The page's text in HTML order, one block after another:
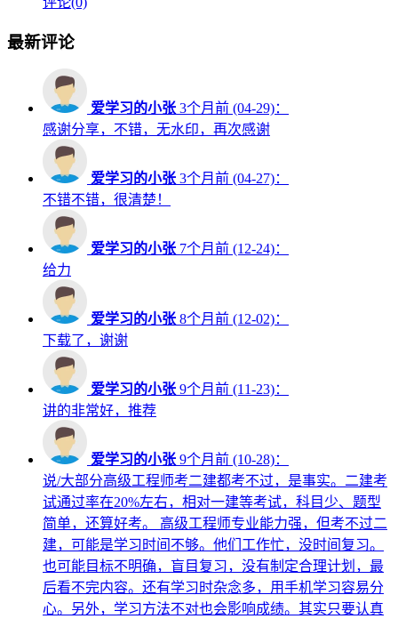
最新评论
爱学习的小张 3个月前 (04-29)：
感谢分享，不错，无水印，再次感谢
爱学习的小张 3个月前 (04-27)：
不错不错，很清楚！
爱学习的小张 7个月前 (12-24)：
给力
爱学习的小张 8个月前 (12-02)：
下载了，谢谢
爱学习的小张 9个月前 (11-23)：
讲的非常好，推荐
爱学习的小张 9个月前 (10-28)：
说/大部分高级工程师考二建都考不过，是事实。二建考
试通过率在20%左右，相对一建等考试，科目少、题型
简单，还算好考。 高级工程师专业能力强，但考不过二
建，可能是学习时间不够。他们工作忙，没时间复习。
也可能目标不明确，盲目复习，没有制定合理计划，最
后看不完内容。还有学习时杂念多，用手机学习容易分
心。另外，学习方法不对也会影响成绩。其实只要认真